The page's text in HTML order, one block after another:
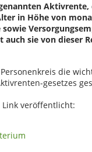
Aktivrente,
in Höhe von
sie von dieser
die
gesetzes
veröffentlicht: